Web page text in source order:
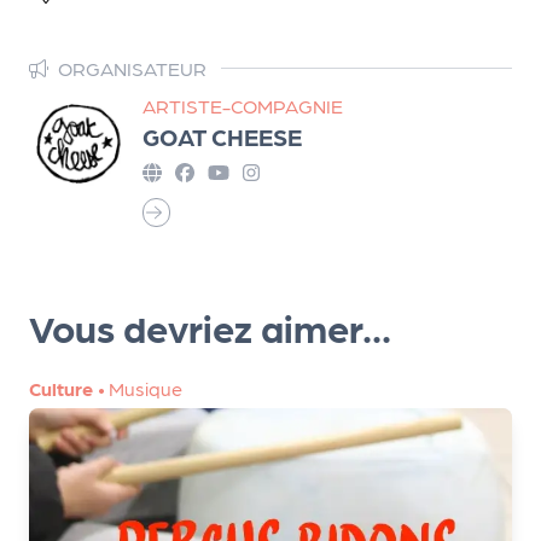
ORGANISATEUR
ARTISTE-COMPAGNIE
GOAT CHEESE
Vous devriez aimer...
Culture • Musique
e
l'
o
n
i
s
a
t
e